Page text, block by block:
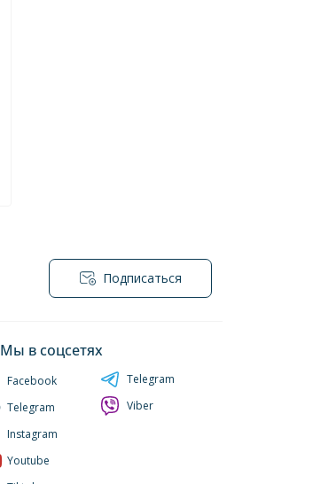
Подписаться
Мы в соцсетях
Facebook
Telegram
Instagram
Youtube
Telegram
Viber